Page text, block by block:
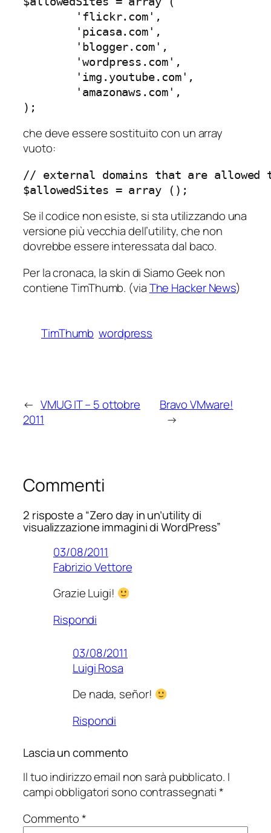
        'flickr.com',
        'picasa.com',
        'blogger.com',
        'wordpress.com',
        'img.youtube.com',
        'amazonaws.com',
);
che deve essere sostituito con un array
vuoto:
// external domains that are allowed
$allowedSites = array ();
Se il codice non esiste, si sta utilizzando una
versione più vecchia dell’utility, che non
dovrebbe essere interessata dal baco.
Per la cronaca, la skin di Siamo Geek non
contiene TimThumb. (viaThe Hacker News)
TimThumb wordpress
← VMUG IT – 5 ottobre
2011
Bravo VMware!
→
Commenti
2 risposte a “Zero day in un’utility di
visualizzazione immagini di WordPress”
03/08/2011
Fabrizio Vettore
Grazie Luigi!
Rispondi
03/08/2011
Luigi Rosa
De nada, señor!
Rispondi
Lascia un commento
Il tuo indirizzo email non sarà pubblicato. I
campi obbligatori sono contrassegnati*
Commento*